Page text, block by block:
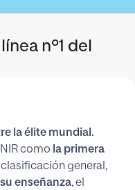
nº1 del
la élite mundial.
como la primera
general,
enseñanza, el